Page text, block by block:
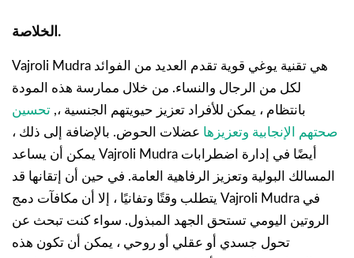
الخلاصة.
Vajroli Mudra هي تقنية يوغي قوية تقدم العديد من الفوائد
لكل من الرجال والنساء. من خلال ممارسة هذه المودة
بانتظام ، يمكن للأفراد تعزيز حيويتهم الجنسية ،, تحسين
صحتهم الإنجابية وتعزيزها عضلات الحوض. بالإضافة إلى ذلك ،
يمكن أن يساعد Vajroli Mudra أيضًا في إدارة اضطرابات
المسالك البولية وتعزيز الرفاهية العامة. في حين أن إتقانها قد
يتطلب وقتًا وتفانيًا ، إلا أن مكافآت دمج Vajroli Mudra في
الروتين اليومي تستحق الجهد المبذول. سواء كنت تبحث عن
تحول جسدي أو عقلي أو روحي ، يمكن أن تكون هذه